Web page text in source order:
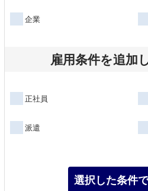
企業
雇用条件を追加
正社員
派遣